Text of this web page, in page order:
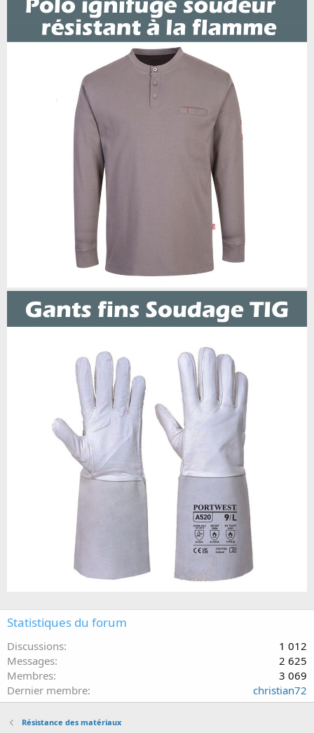
Statistiques du forum
Discussions
1 012
Messages
2 625
Membres
3 069
Dernier membre
christian72
Résistance des matériaux